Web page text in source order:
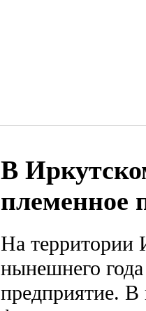
В
племенное
На территории
нынешнего
предприятие. В